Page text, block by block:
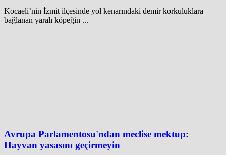
Kocaeli’nin İzmit ilçesinde yol kenarındaki demir korkuluklara
bağlanan yaralı köpeğin ...
Avrupa Parlamentosu'ndan meclise mektup:
Hayvan yasasını geçirmeyin